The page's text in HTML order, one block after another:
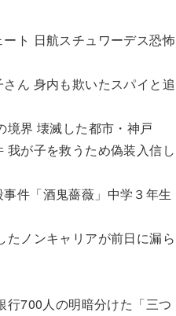
ト 日航スチュワーデス恐怖
ん 身内も欺いたスパイと追
境界 壊滅した都市・神戸
我が子を救うため偽装入信し
件「酒鬼薔薇」中学３年生
たノンキャリアが前日に漏ら
行700人の明暗分けた「三つ